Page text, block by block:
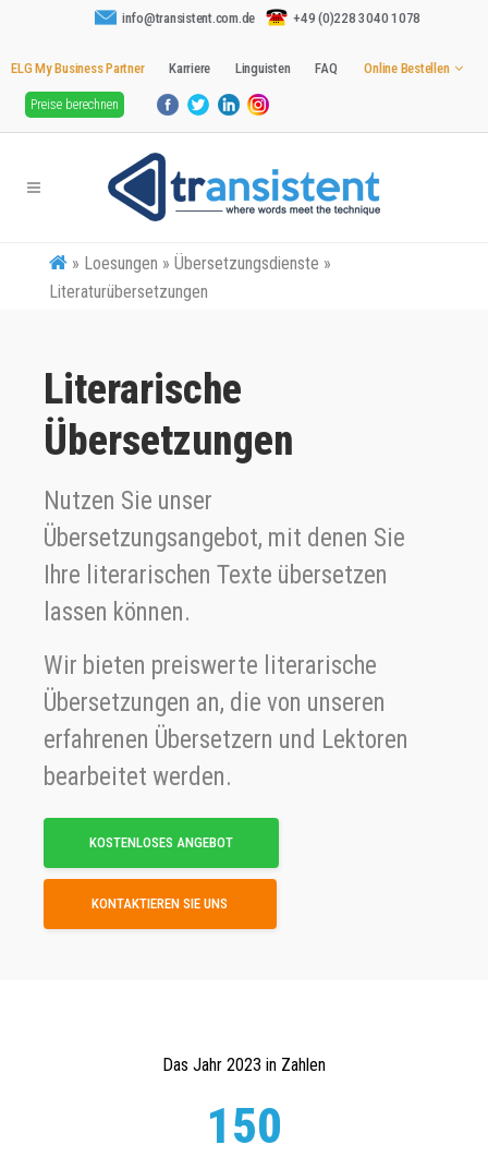
info@transistent.com.de +49 (0)228 3040 1078
ELG My Business Partner Karriere Linguisten FAQ Online Bestellen
Preise berechnen
» Loesungen » Übersetzungsdienste »
Literaturübersetzungen
Literarische
Übersetzungen
Nutzen Sie unser
Übersetzungsangebot, mit denen Sie
Ihre literarischen Texte übersetzen
lassen können.
Wir bieten preiswerte literarische
Übersetzungen an, die von unseren
erfahrenen Übersetzern und Lektoren
bearbeitet werden.
KOSTENLOSES ANGEBOT
KONTAKTIEREN SIE UNS
Das Jahr 2023 in Zahlen
150